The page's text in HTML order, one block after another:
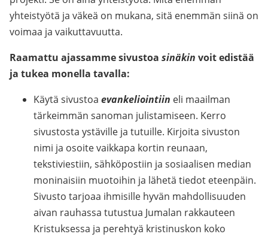
yhteistyötä ja väkeä on mukana, sitä enemmän siinä on
voimaa ja vaikuttavuutta.
Raamattu ajassamme sivustoa sinäkin voit edistää
ja tukea monella tavalla:
Käytä sivustoa evankeliointiin eli maailman
tärkeimmän sanoman julistamiseen. Kerro
sivustosta ystäville ja tutuille. Kirjoita sivuston
nimi ja osoite vaikkapa kortin reunaan,
tekstiviestiin, sähköpostiin ja sosiaalisen median
moninaisiin muotoihin ja lähetä tiedot eteenpäin.
Sivusto tarjoaa ihmisille hyvän mahdollisuuden
aivan rauhassa tutustua Jumalan rakkauteen
Kristuksessa ja perehtyä kristinuskon koko